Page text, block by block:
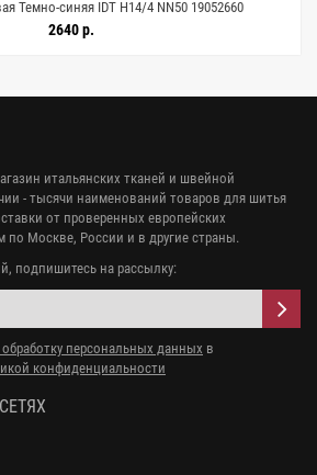
Темно-синяя IDT H14/4 NN50 19052660
2640 р.
итальянских тканей и швейной
- тысячи наименований товаров для шитья
от проверенных европейских
по Москве, России и в другие страны.
подпишитесь на рассылку:
обработку персональных данных в
конфиденциальности